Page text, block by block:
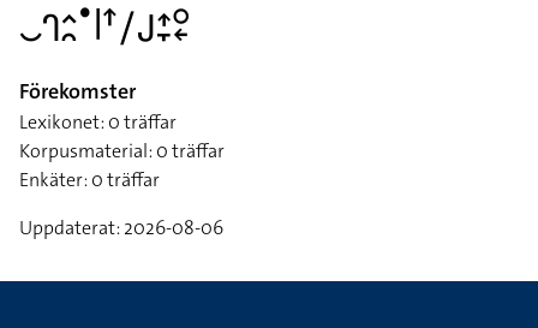
􌤛􌤪􌤵􌥘􌤟􌥼􌦃􌥠􌤢􌤴􌥙􌥰􌦈
Förekomster
Lexikonet: 0 träffar
Korpusmaterial: 0 träffar
Enkäter: 0 träffar
Uppdaterat: 2026-08-06